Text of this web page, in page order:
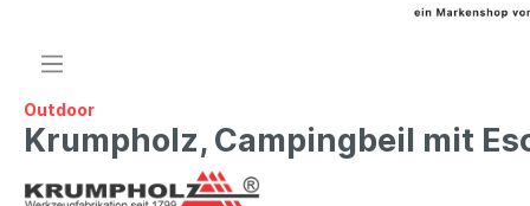
Outdoor
Krumpholz, Campingbeil mit